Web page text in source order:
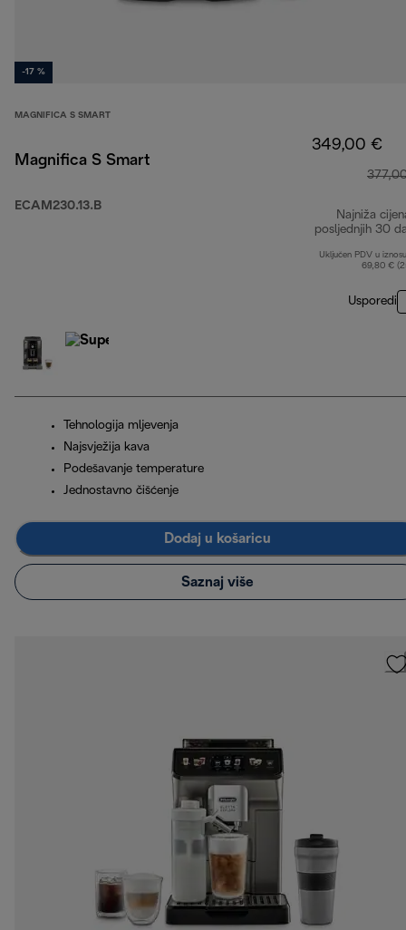
-17 %
MAGNIFICA S SMART
Magnifica S Smart
ECAM230.13.B
349,00 €
Najniža
posljednjih 30
Uključen PDV u
69,80 €
Usporedi
Tehnologija mljevenja
Najsvježija kava
Podešavanje temperature
Jednostavno čišćenje
Dodaj u košaricu
Saznaj više